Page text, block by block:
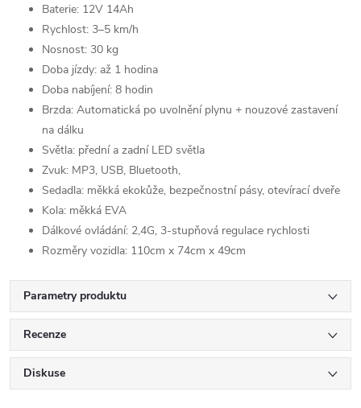
Baterie: 12V 14Ah
Rychlost: 3–5 km/h
Nosnost: 30 kg
Doba jízdy: až 1 hodina
Doba nabíjení: 8 hodin
Brzda: Automatická po uvolnění plynu + nouzové zastavení
na dálku
Světla: přední a zadní LED světla
Zvuk: MP3, USB, Bluetooth,
Sedadla: měkká ekokůže, bezpečnostní pásy, otevírací dveře
Kola: měkká EVA
Dálkové ovládání: 2,4G, 3-stupňová regulace rychlosti
Rozměry vozidla: 110cm x 74cm x 49cm
Parametry produktu
Recenze
Diskuse